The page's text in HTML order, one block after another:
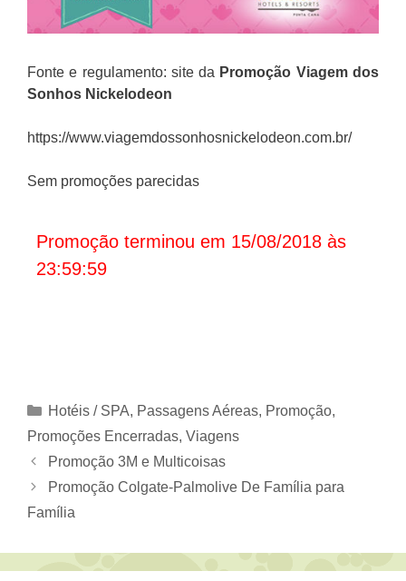
Fonte e regulamento: site da Promoção Viagem dos
Sonhos Nickelodeon
https://www.viagemdossonhosnickelodeon.com.br/
Sem promoções parecidas
Promoção terminou em 15/08/2018 às
23:59:59
Categorias
Hotéis / SPA, Passagens Aéreas, Promoção,
Promoções Encerradas, Viagens
Promoção 3M e Multicoisas
Promoção Colgate-Palmolive De Família para
Família